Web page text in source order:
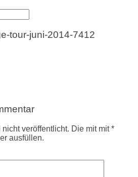
tour-juni-2014-7412
veröffentlicht. Die mit mit *
ausfüllen.